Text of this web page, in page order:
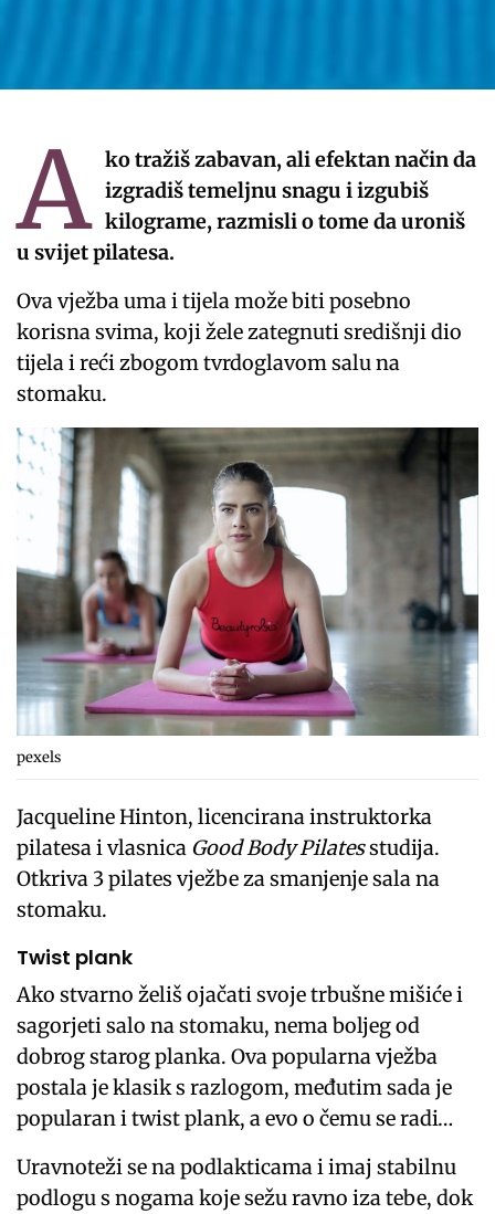
A ko tražiš zabavan, ali efektan način da
izgradiš temeljnu snagu i izgubiš
kilograme, razmisli o tome da uroniš
u svijet pilatesa.
Ova vježba uma i tijela može biti posebno
korisna svima, koji žele zategnuti središnji dio
tijela i reći zbogom tvrdoglavom salu na
stomaku.
pexels
Jacqueline Hinton, licencirana instruktorka
pilatesa i vlasnica Good Body Pilatesstudija.
Otkriva 3 pilates vježbe za smanjenje sala na
stomaku.
Twist plank
Ako stvarno želiš ojačati svoje trbušne mišiće i
sagorjeti salo na stomaku, nema boljeg od
dobrog starog planka. Ova popularna vježba
postala je klasik s razlogom, međutim sada je
popularan i twist plank, a evo o čemu se radi…
Uravnoteži se na podlakticama i imaj stabilnu
podlogu s nogama koje sežu ravno iza tebe, dok